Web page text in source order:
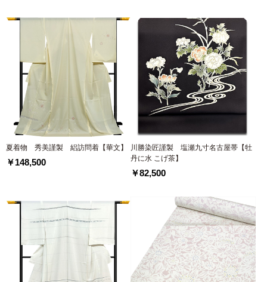
夏着物 秀美謹製 絽訪問着【華文】
￥148,500
川勝染匠謹製 塩瀬九寸名古屋帯【牡
丹に水 こげ茶】
￥82,500